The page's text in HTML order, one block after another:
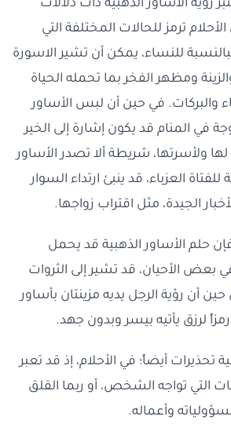
رؤية الأساور الذهبية ذات دلالات
ترمز للحالات المختلفة التي
للنساء، يمكن أن تشير الاسورة
ومظهر الفخر بما تحمله الحياة
والبركات. في حين أن لبس الأساور
في المنام قد يكون إشارة إلى الخير
ولأسرتها، شريطة ألا تصدر الأساور
العزباء، قد ينبئ ارتداء السوار
الجيدة، مثل اقتراب زواجها.
فإن حلم الأساور الذهبية قد يحمل
بعض الأحيان، قد تشير إلى الثروات
حين أن رؤية الرجل يديه مزينتان بأساور
لرزق يأتيه بيسر وبدون جهد.
تحذيرات أيضاً؛ في الأحلام، إذ قد تعبر
التي تواجه الشخص، أو ربما القلق
وأعماله.